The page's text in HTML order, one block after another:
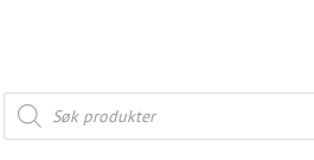
Products
search